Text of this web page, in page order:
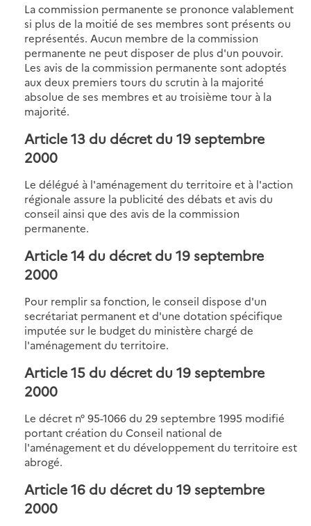
La commission permanente se prononce valablement
si plus de la moitié de ses membres sont présents ou
représentés. Aucun membre de la commission
permanente ne peut disposer de plus d'un pouvoir.
Les avis de la commission permanente sont adoptés
aux deux premiers tours du scrutin à la majorité
absolue de ses membres et au troisième tour à la
majorité.
Article 13 du décret du 19 septembre
2000
Le délégué à l'aménagement du territoire et à l'action
régionale assure la publicité des débats et avis du
conseil ainsi que des avis de la commission
permanente.
Article 14 du décret du 19 septembre
2000
Pour remplir sa fonction, le conseil dispose d'un
secrétariat permanent et d'une dotation spécifique
imputée sur le budget du ministère chargé de
l'aménagement du territoire.
Article 15 du décret du 19 septembre
2000
Le décret n° 95-1066 du 29 septembre 1995 modifié
portant création du Conseil national de
l'aménagement et du développement du territoire est
abrogé.
Article 16 du décret du 19 septembre
2000